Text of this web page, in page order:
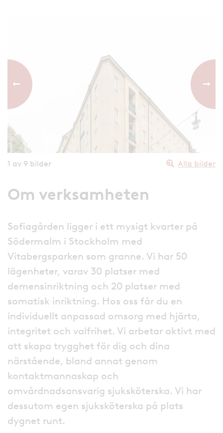
Föregående bild
1 av 9 bilder Alla bilder
Om verksamheten
Sofiagården ligger i ett mysigt kvarter på
Södermalm i Stockholm med
Vitabergsparken som granne. Vi har 50
lägenheter, varav 30 platser med
demensinriktning och 20 platser med
somatisk inriktning. Hos oss får du en
individuellt anpassad omsorg med hjärta,
integritet och valfrihet. Vi arbetar aktivt med
att skapa trygghet för dig och dina
närstående, bland annat genom
kontaktmannaskap och
omvårdnadsansvarig sjuksköterska. Vi har
dessutom egen sjuksköterska på plats
dygnet runt.